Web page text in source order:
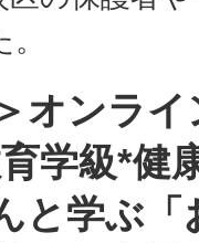
オンラ
学級*健
と学ぶ